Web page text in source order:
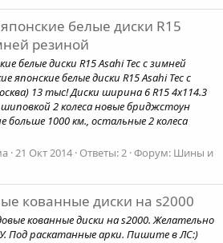
белые диски R15
резиной
белые диски R15 Asahi Tec с зимней
японские белые диски R15 Asahi Tec с
13 тыс! Диски ширина 6 R15 4х114.3
2 колеса новые бриджстоун
больше 1000 км., остальные 2 колеса
21 Окт 2014 Ответы: 2 Форум: Шины и
кованные диски на s2000
кованные диски на s2000. Желательно
Под раскатанные арки. Пишите в ЛС:)